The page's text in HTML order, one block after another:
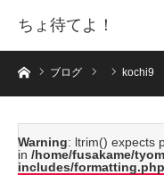
ちょ待てよ！
ホームブログ kochi9
Warning: ltrim() expects
in /home/fusakame/
includes/formatting.php